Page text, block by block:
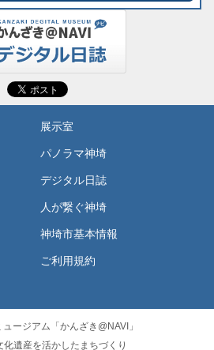
展示室
パノラマ神埼
デジタル日誌
人が繋ぐ神埼
神埼市基本情報
ご利用規約
ージアム「かんざき@NAVI」
化遺産を活かしたまちづくり